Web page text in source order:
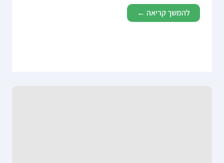
להמשך קריאה ←